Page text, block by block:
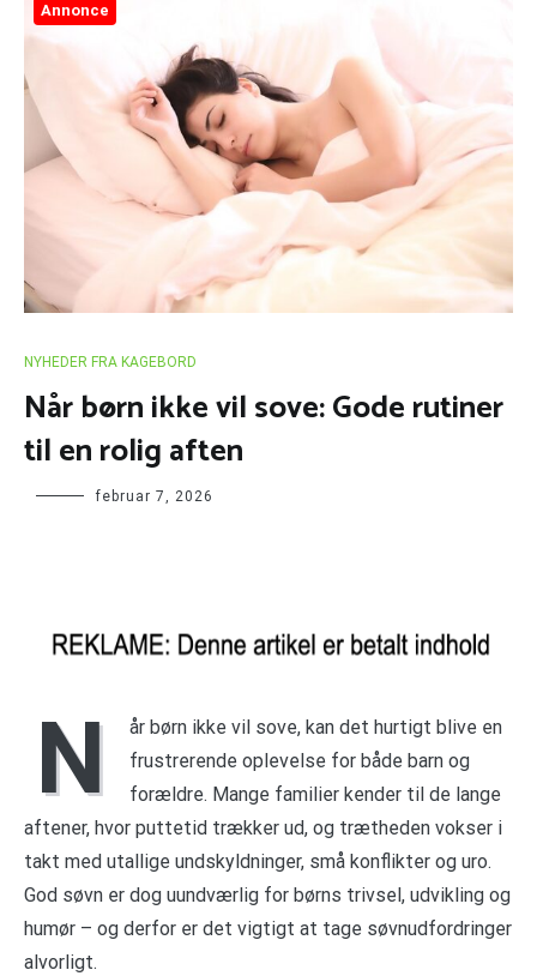
Annonce
NYHEDER FRA KAGEBORD
Når børn ikke vil sove: Gode rutiner
til en rolig aften
februar 7, 2026
N
år børn ikke vil sove, kan det hurtigt blive en
frustrerende oplevelse for både barn og
forældre. Mange familier kender til de lange
aftener, hvor puttetid trækker ud, og trætheden vokser i
takt med utallige undskyldninger, små konflikter og uro.
God søvn er dog uundværlig for børns trivsel, udvikling og
humør – og derfor er det vigtigt at tage søvnudfordringer
alvorligt.